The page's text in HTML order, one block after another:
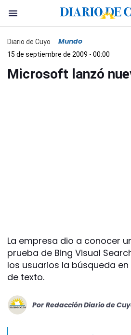
Diario de Cuyo Mundo
15 de septiembre de 2009 - 00:00
Microsoft lanzó
La empresa dio a conocer
prueba de Bing Visual
los usuarios la búsqueda
de texto.
Por Redacción Diario de